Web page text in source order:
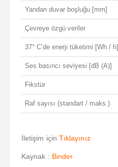
Yandan duvar boşluğu [mm]
Çevreye özgü veriler
37° C’de enerji tüketimi [Wh / h]
Ses basıncı seviyesi [dB (A)]
Fikstür
Raf sayısı (standart / maks.)
İletişim için Tıklayınız
Kaynak : Binder